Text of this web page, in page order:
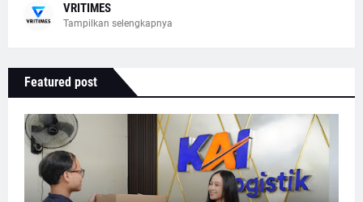
VRITIMES
Tampilkan selengkapnya
Featured post